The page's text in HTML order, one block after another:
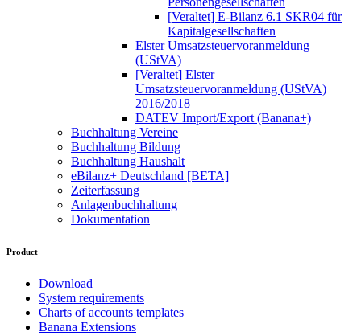
[Veraltet] E-Bilanz 6.1 SKR04 für
Kapitalgesellschaften
Elster Umsatzsteuervoranmeldung
(UStVA)
[Veraltet] Elster
Umsatzsteuervoranmeldung (UStVA)
2016/2018
DATEV Import/Export (Banana+)
Buchhaltung Vereine
Buchhaltung Bildung
Buchhaltung Haushalt
eBilanz+ Deutschland [BETA]
Zeiterfassung
Anlagenbuchhaltung
Dokumentation
Product
Download
System requirements
Charts of accounts templates
Banana Extensions